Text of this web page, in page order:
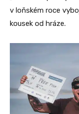
v loňském roce
kousek od hráze.